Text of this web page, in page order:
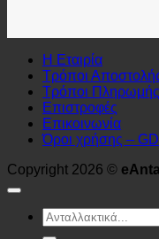
Η Εταιρία
Τρόποι
Τρόποι Πληρωμής
Επιστροφές
Επικοινωνία
Όροι χρήσης –
Copyright 2026 ©
Αναζήτηση
για: